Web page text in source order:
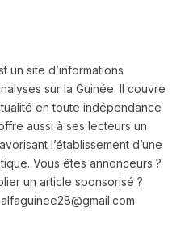
un site d’informations
sur la Guinée. Il couvre
en toute indépendance
aussi à ses lecteurs un
l’établissement d’une
Vous êtes annonceurs ?
un article sponsorisé ?